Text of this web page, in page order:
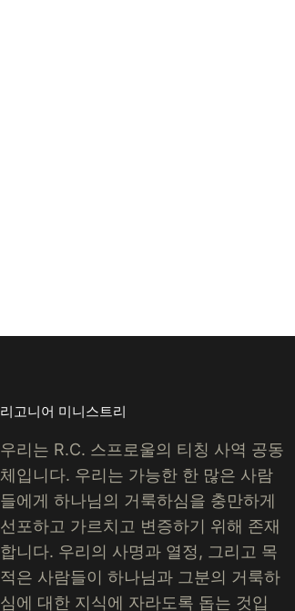
리고니어 미니스트리
우리는 R.C. 스프로울의 티칭 사역 공동
체입니다. 우리는 가능한 한 많은 사람
들에게 하나님의 거룩하심을 충만하게
선포하고 가르치고 변증하기 위해 존재
합니다. 우리의 사명과 열정, 그리고 목
적은 사람들이 하나님과 그분의 거룩하
심에 대한 지식에 자라도록 돕는 것입